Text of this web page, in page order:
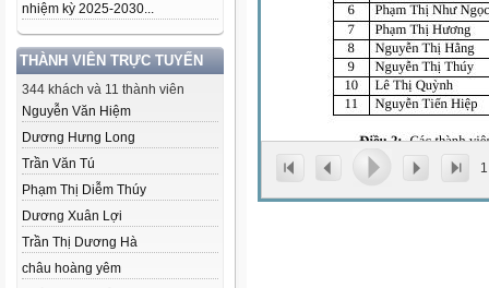
nhiệm kỳ 2025-2030...
THÀNH VIÊN TRỰC TUYẾN
344 khách và 11 thành viên
Nguyễn Văn Hiệm
Dương Hưng Long
Trần Văn Tú
Phạm Thị Diễm Thúy
Dương Xuân Lợi
Trần Thị Dương Hà
châu hoàng yêm
1